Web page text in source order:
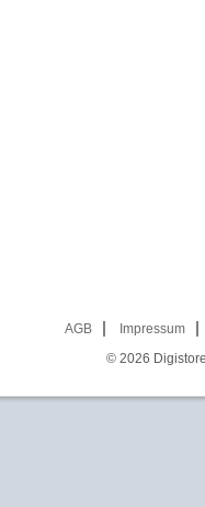
AGB
Impressum
© 2026